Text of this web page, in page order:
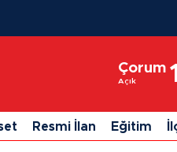
Çorum
Açık
Ağrı
Resmi İlan Eğitim